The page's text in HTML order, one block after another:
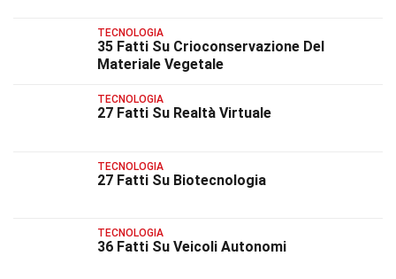
TECNOLOGIA
35 Fatti Su Crioconservazione Del
Materiale Vegetale
TECNOLOGIA
27 Fatti Su Realtà Virtuale
TECNOLOGIA
27 Fatti Su Biotecnologia
TECNOLOGIA
36 Fatti Su Veicoli Autonomi